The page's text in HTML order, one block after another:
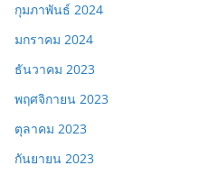
กุมภาพันธ์ 2024
มกราคม 2024
ธันวาคม 2023
พฤศจิกายน 2023
ตุลาคม 2023
กันยายน 2023